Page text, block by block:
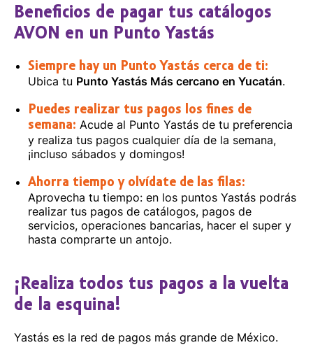
Beneficios de pagar tus catálogos
AVON en un Punto Yastás
Siempre hay un Punto Yastás cerca de ti:
Ubica tu Punto Yastás Más cercano en Yucatán.
Puedes realizar tus pagos los fines de
semana: Acude al Punto Yastás de tu preferencia
y realiza tus pagos cualquier día de la semana,
¡incluso sábados y domingos!
Ahorra tiempo y olvídate de las filas:
Aprovecha tu tiempo: en los puntos Yastás podrás
realizar tus pagos de catálogos, pagos de
servicios, operaciones bancarias, hacer el super y
hasta comprarte un antojo.
¡Realiza todos tus pagos a la vuelta
de la esquina!
Yastás es la red de pagos más grande de México.